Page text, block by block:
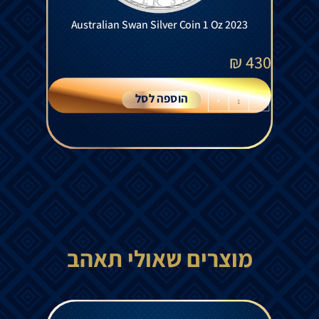
Australian Swan Silver Coin 1 Oz 2023
430
₪
-
+ הוספה לסל
מוצרים שאולי תאהב